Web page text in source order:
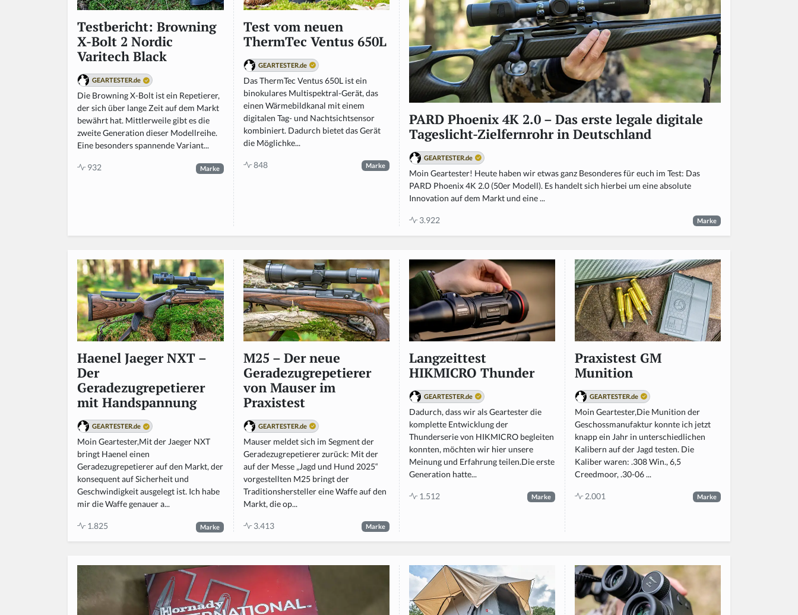
Testbericht: Browning
X-Bolt 2 Nordic
Varitech Black
GEARTESTER.de
Die Browning X-Bolt ist ein Repetierer,
der sich über lange Zeit auf dem Markt
bewährt hat. Mittlerweile gibt es die
zweite Generation dieser Modellreihe.
Eine besonders spannende Variant...
932 Marke
Test vom neuen
ThermTec Ventus 650L
GEARTESTER.de
Das ThermTec Ventus 650L ist ein
binokulares Multispektral-Gerät, das
einen Wärmebildkanal mit einem
digitalen Tag- und Nachtsichtsensor
kombiniert. Dadurch bietet das Gerät
die Möglichke...
848 Marke
PARD Phoenix 4K 2.0 – Das erste legale digitale
Tageslicht-Zielfernrohr in Deutschland
GEARTESTER.de
Moin Geartester! Heute haben wir etwas ganz Besonderes für euch im Test: Das
PARD Phoenix 4K 2.0 (50er Modell). Es handelt sich hierbei um eine absolute
Innovation auf dem Markt und eine ...
3.922 Marke
Haenel Jaeger NXT –
Der
Geradezugrepetierer
mit Handspannung
GEARTESTER.de
Moin Geartester,Mit der Jaeger NXT
bringt Haenel einen
Geradezugrepetierer auf den Markt, der
konsequent auf Sicherheit und
Geschwindigkeit ausgelegt ist. Ich habe
mir die Waffe genauer a...
1.825 Marke
M25 – Der neue
Geradezugrepetierer
von Mauser im
Praxistest
GEARTESTER.de
Mauser meldet sich im Segment der
Geradezugrepetierer zurück: Mit der
auf der Messe „Jagd und Hund 2025“
vorgestellten M25 bringt der
Traditionshersteller eine Waffe auf den
Markt, die op...
3.413 Marke
Langzeittest
HIKMICRO Thunder
GEARTESTER.de
Dadurch, dass wir als Geartester die
komplette Entwicklung der
Thunderserie von HIKMICRO begleiten
konnten, möchten wir hier unsere
Meinung und Erfahrung teilen.Die erste
Generation hatte...
1.512 Marke
Praxistest GM
Munition
GEARTESTER.de
Moin Geartester,Die Munition der
Geschossmanufaktur konnte ich jetzt
knapp ein Jahr in unterschiedlichen
Kalibern auf der Jagd testen. Die
Kaliber waren: .308 Win., 6,5
Creedmoor, .30-06 ...
2.001 Marke